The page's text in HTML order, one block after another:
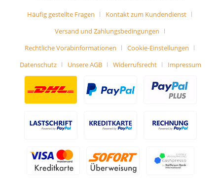
Häufig gestellte Fragen
Kontakt zum Kundendienst
Versand und Zahlungsbedingungen
Rechtliche Vorabinformationen
Cookie-Einstellungen
Datenschutz
Unsere AGB Widerrufsrecht Impressum